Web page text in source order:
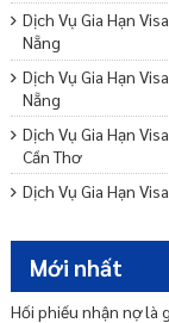
Dịch Vụ Gia Hạn
Nẵng
Dịch Vụ Gia Hạn
Nẵng
Dịch Vụ Gia Hạn
Cần Thơ
Dịch Vụ Gia Hạn
Cần Thơ
Dịch Vụ Gia Hạn
Thơ
Mới nhất
Hối phiếu nhận nợ là